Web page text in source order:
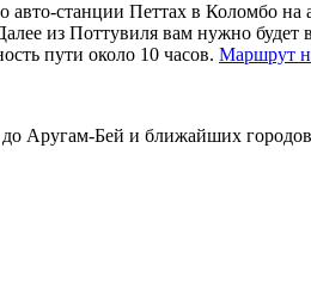
авто-станции Петтах в Коломбо на
из Поттувиля вам нужно будет
пути около 10 часов. Маршрут
до Аругам-Бей и ближайших